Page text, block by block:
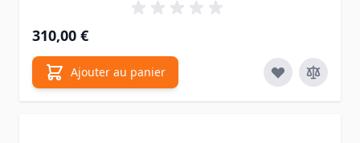
310,00 €
Ajouter au panier